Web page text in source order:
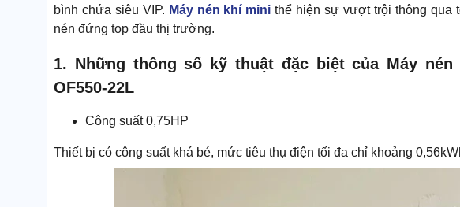
bình chứa siêu VIP. Máy nén khí mini thể hiện sự vượt trội thông qua
nén đứng top đầu thị trường.
1. Những thông số kỹ thuật đặc biệt của Máy nén
OF550-22L
Công suất 0,75HP
Thiết bị có công suất khá bé, mức tiêu thụ điện tối đa chỉ khoảng